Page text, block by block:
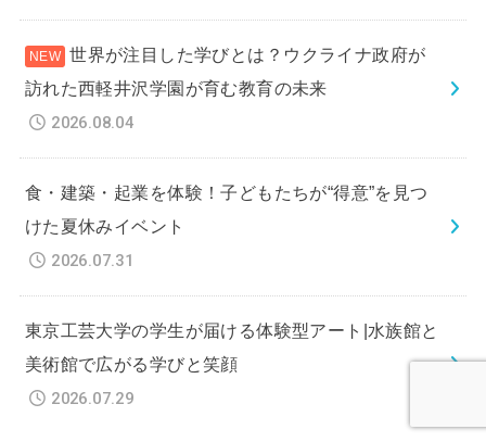
世界が注目した学びとは？ウクライナ政府が
訪れた西軽井沢学園が育む教育の未来
2026.08.04
食・建築・起業を体験！子どもたちが“得意”を見つ
けた夏休みイベント
2026.07.31
東京工芸大学の学生が届ける体験型アート|水族館と
美術館で広がる学びと笑顔
2026.07.29